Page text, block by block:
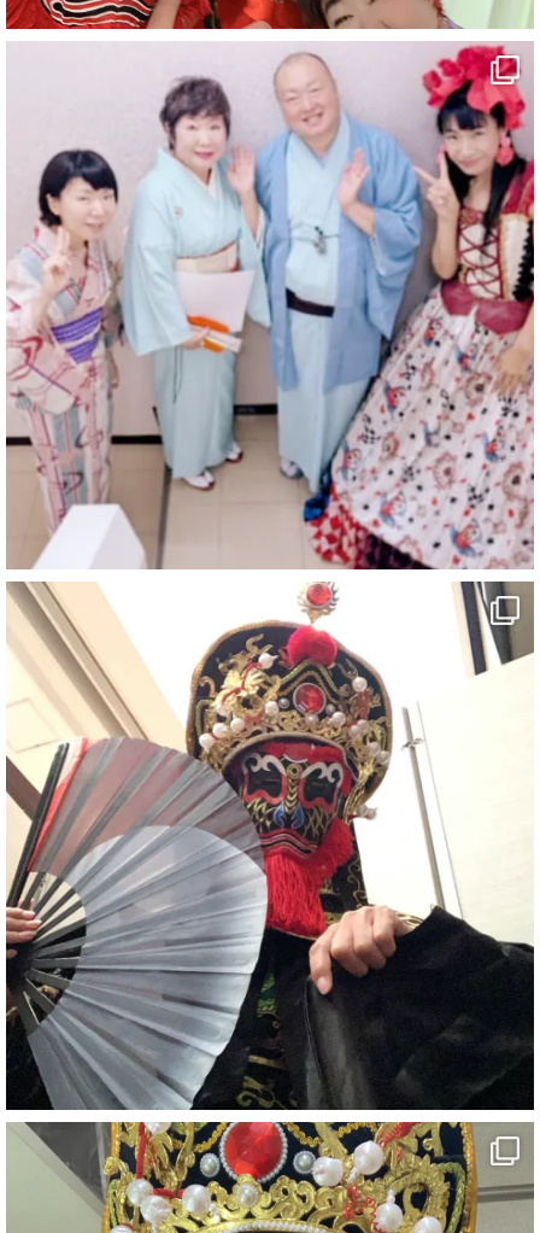
#イベント
#宴会
1 10
マジシャン派遣 パッションプリンセス【公式】
@comedy_illusion 7 8月
お疲れ様です
YouTubeを更新しました
https://youtu.be/9sHKhUQBmUE
@YouTube
#企業公式がお疲れ様を言い合う
#チャンネル登録おねがいします
#愛媛県
#新居浜市
#マイントピア別子
#泉寿亭
#有形文化財
#四国
#愛媛観光
#旅行
#旅行動画
#一人旅
#観光スポット
#Travel
#ehime
#旅行好きと繋がりたい
7 X
さらに読み込む